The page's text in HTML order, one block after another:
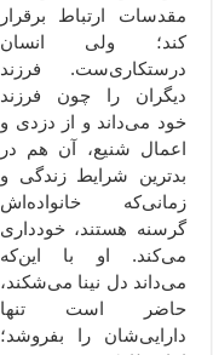
مقدسات ارتباط برقرار
کند؛ ولی انسان
درستکاری‌ست. فرزند
دیگران را چون فرزند
خود می‌داند و از دزدی و
اعمال شنیع، آن هم در
بدترین شرایط زندگی و
زمانی‌که خانواده‌اش
گرسنه هستند، خودداری
می‌کند. او با این‌که
می‌داند دل نینا می‌شکند،
حاضر است تنها
دارایی‌شان را بفروشد؛